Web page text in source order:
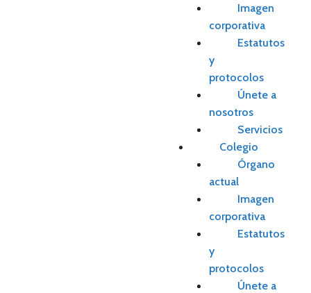
Imagen
corporativa
Estatutos
y
protocolos
Únete a
nosotros
Servicios
Colegio
Órgano
actual
Imagen
corporativa
Estatutos
y
protocolos
Únete a